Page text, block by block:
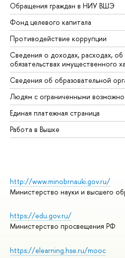
Обращения граждан в НИУ ВШЭ
Фонд целевого капитала
Противодействие коррупции
Сведения о доходах, расходах,
обязательствах имущественного
Сведения об образовательной
Людям с ограниченными
Единая платежная страница
Работа в Вышке
http://www.minobrnauki.gov.ru/
Министерство науки и высшего
https://edu.gov.ru/
Министерство просвещения РФ
https://elearning.hse.ru/mooc